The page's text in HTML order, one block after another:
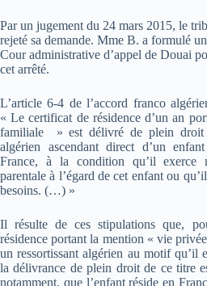
Par un jugement du 24 mars 2015, le
rejeté sa demande. Mme B. a formulé
Cour administrative d’appel de Douai
cet arrêté.
L’article 6-4 de l’accord franco
« Le certificat de résidence d’un an
familiale » est délivré de plein
algérien ascendant direct d’un
France, à la condition qu’il exerce
parentale à l’égard de cet enfant ou
besoins. (…) »
Il résulte de ces stipulations que,
résidence portant la mention « vie
un ressortissant algérien au motif qu’il
la délivrance de plein droit de ce titre
notamment, que l’enfant réside en